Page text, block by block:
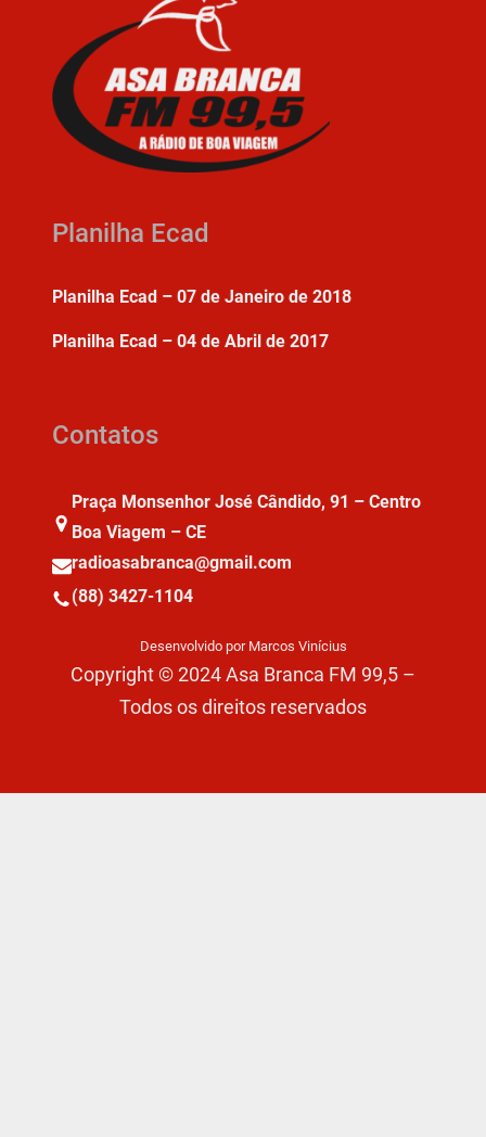
Planilha Ecad
Planilha Ecad – 07 de Janeiro de 2018
Planilha Ecad – 04 de Abril de 2017
Contatos
Praça Monsenhor José Cândido, 91 – Centro
Boa Viagem – CE
radioasabranca@gmail.com
(88) 3427-1104
Desenvolvido por Marcos Vinícius
Copyright © 2024 Asa Branca FM 99,5 –
Todos os direitos reservados